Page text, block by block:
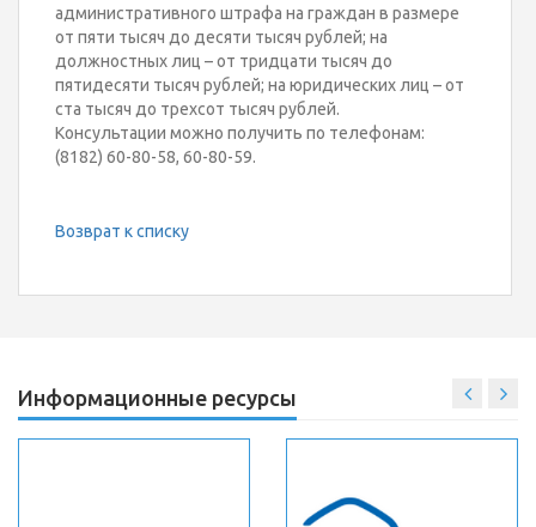
административного штрафа на граждан в размере
от пяти тысяч до десяти тысяч рублей; на
должностных лиц – от тридцати тысяч до
пятидесяти тысяч рублей; на юридических лиц – от
ста тысяч до трехсот тысяч рублей.
Консультации можно получить по телефонам:
(8182) 60-80-58, 60-80-59.
Возврат к списку
Информационные ресурсы